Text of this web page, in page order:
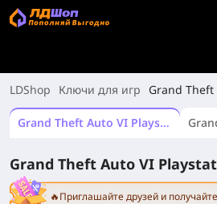
LDShop Ключи для игр
Grand Theft
Grand Theft Auto VI Playstation 5 (предзаказ)
Grand Theft Auto VI
🔥Приглашайте друзей и получайте